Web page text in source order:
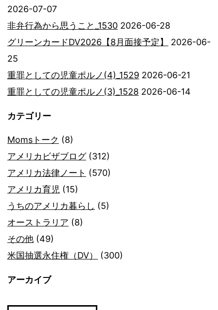
2026-07-07
非弁行為から思うこと_1530 2026-06-28
グリーンカードDV2026【8月面接予定】
2026-06-
25
重罪としての児童ポルノ(4)_1529 2026-06-21
重罪としての児童ポルノ(3)_1528 2026-06-14
カテゴリー
Momsトーク (8)
アメリカビザブログ(312)
アメリカ法律ノート (570)
アメリカ育児 (15)
うちのアメリカ暮らし (5)
オーストラリア (8)
その他 (49)
米国抽選永住権（DV）
(300)
アーカイブ